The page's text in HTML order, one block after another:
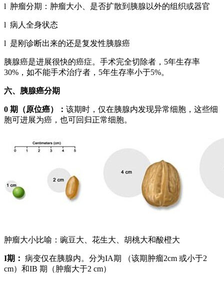
l 肿瘤分期：肿瘤大小、是否扩散到胰腺以外的组织或器官
l 病人全身状态
l 是刚诊断出来的还是复发性胰腺癌
胰腺癌是进展很快的癌症。手术完全切除者，5年生存率
30%，如不能手术治疗者，5年生存率小于5%。
六、胰腺癌分期
0 期（原位癌）： 该期时，仅在胰腺内发现异常细胞，这些细
胞可进展为癌，也可回归正常细胞。
肿瘤大小比喻：豌豆大、花生大、胡桃大和酸橙大
I期： 病变仅在胰腺内。分为IA期 （该期肿瘤2cm 或小于2
cm）和IB 期（肿瘤大于2 cm）